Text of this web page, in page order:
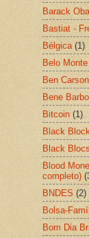
Barack
Bastiat -
Bélgica (1)
Belo
Ben Carson
Bene
Bitcoin (1)
Black
Black Blocs
Blood
completo)
BNDES (2)
Bolsa-
Bom Dia